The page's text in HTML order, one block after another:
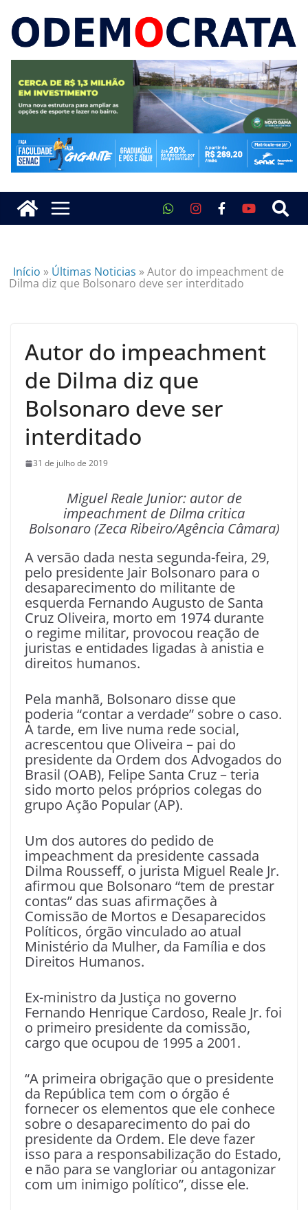
Início » Últimas Noticias »Autor do impeachment de
Dilma diz que Bolsonaro deve ser interditado
Autor do impeachment
de Dilma diz que
Bolsonaro deve ser
interditado
31 de julho de 2019
Miguel Reale Junior: autor de
impeachment de Dilma critica
Bolsonaro (Zeca Ribeiro/Agência Câmara)
A versão dada nesta segunda-feira, 29,
pelo presidente Jair Bolsonaro para o
desaparecimento do militante de
esquerda Fernando Augusto de Santa
Cruz Oliveira, morto em 1974 durante
o regime militar, provocou reação de
juristas e entidades ligadas à anistia e
direitos humanos.
Pela manhã, Bolsonaro disse que
poderia “contar a verdade” sobre o caso.
À tarde, em live numa rede social,
acrescentou que Oliveira – pai do
presidente da Ordem dos Advogados do
Brasil (OAB), Felipe Santa Cruz – teria
sido morto pelos próprios colegas do
grupo Ação Popular (AP).
Um dos autores do pedido de
impeachment da presidente cassada
Dilma Rousseff, o jurista Miguel Reale Jr.
afirmou que Bolsonaro “tem de prestar
contas” das suas afirmações à
Comissão de Mortos e Desaparecidos
Políticos, órgão vinculado ao atual
Ministério da Mulher, da Família e dos
Direitos Humanos.
Ex-ministro da Justiça no governo
Fernando Henrique Cardoso, Reale Jr. foi
o primeiro presidente da comissão,
cargo que ocupou de 1995 a 2001.
“A primeira obrigação que o presidente
da República tem com o órgão é
fornecer os elementos que ele conhece
sobre o desaparecimento do pai do
presidente da Ordem. Ele deve fazer
isso para a responsabilização do Estado,
e não para se vangloriar ou antagonizar
com um inimigo político”, disse ele.